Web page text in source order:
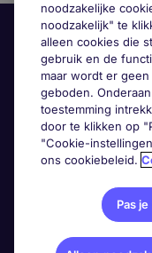
Handige
Google Rating
noodzakelijke
noodzakelijk" te
alleen cookies die
gebruik en de
maar wordt er
geboden.
toestemming
door te klikken op
"Cookie-
ons cookiebeleid.
Pas